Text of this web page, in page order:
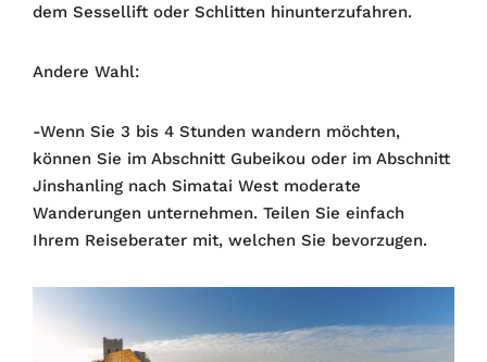
dem Sessellift oder Schlitten hinunterzufahren.
Andere Wahl:
-Wenn Sie 3 bis 4 Stunden wandern möchten,
können Sie im Abschnitt Gubeikou oder im Abschnitt
Jinshanling nach Simatai West moderate
Wanderungen unternehmen. Teilen Sie einfach
Ihrem Reiseberater mit, welchen Sie bevorzugen.